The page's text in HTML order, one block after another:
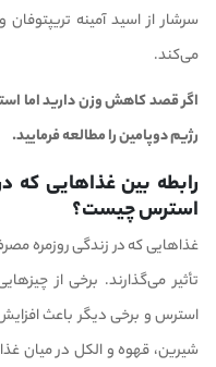
سرشار از اسید آمینه
می‌کند.
اگر قصد کاهش وزن دارید اما
رژیم دوپامینرا مطالعه فرمایید.
رابطه بین غذاهایی که
استرس چیست؟
غذاهایی که در زندگی روزمره
تأثیر می‌گذارند. برخی از
استرس و برخی دیگر باعث
شیرین، قهوه و الکل در میان